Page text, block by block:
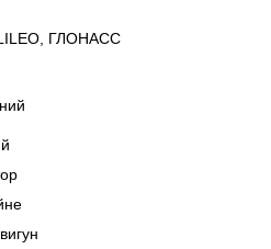
ГЛОНАСС